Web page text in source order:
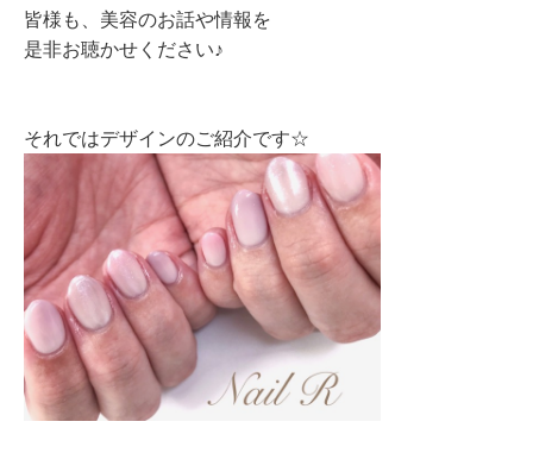
皆様も、美容のお話や情報を
是非お聴かせください♪
それではデザインのご紹介です☆